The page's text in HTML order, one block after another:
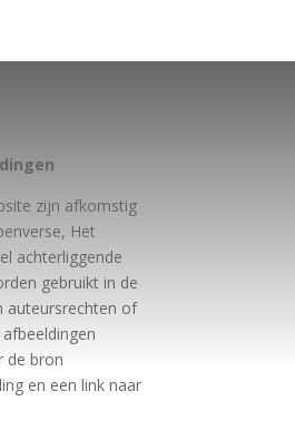
zijn afkomstig
Het
achterliggende
gebruikt in de
auteursrechten of
de bron
en een link naar